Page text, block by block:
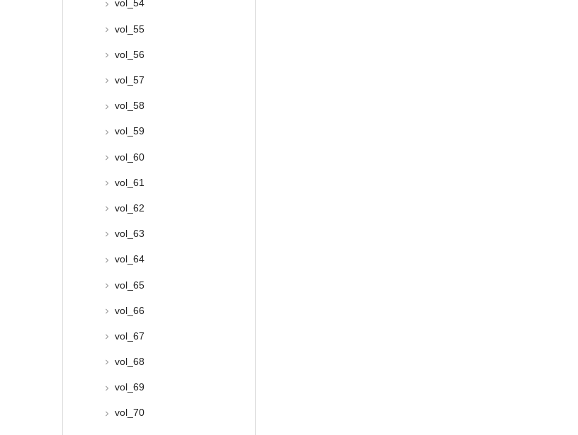
vol_54
vol_55
vol_56
vol_57
vol_58
vol_59
vol_60
vol_61
vol_62
vol_63
vol_64
vol_65
vol_66
vol_67
vol_68
vol_69
vol_70